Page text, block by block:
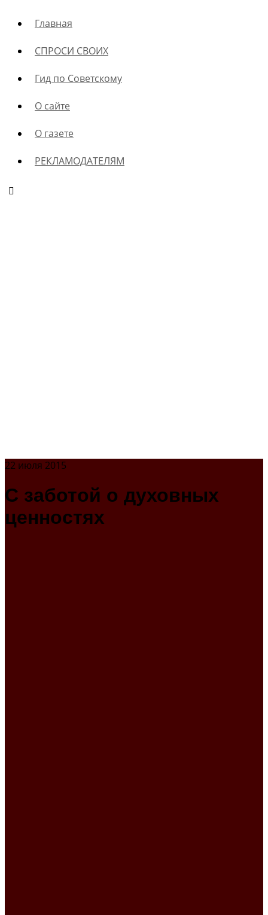
Главная
СПРОСИ СВОИХ
Гид по Советскому
О сайте
О газете
РЕКЛАМОДАТЕЛЯМ
22 июля 2015
С заботой о духовных
ценностях